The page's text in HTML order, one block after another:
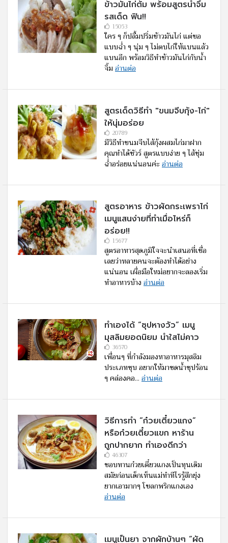
ข้าวมันไก่ต้ม พร้อมสูตรน้ำจิ้ม
รสเด็ด ฟิน!!
15053
ใคร ๆ ก็ปลื้มปริ่มข้าวมันไก่ แต่ขอ
แบบฉ่ำ ๆ นุ่ม ๆ ไม่ตบไก่ให้แบนแล้ว
แบนอีก พร้อมวิธีทำข้าวมันไก่กับน้ำ
จิ้ม อ่านต่อ
สูตรเด็ดวิธีทำ "ขนมจีบกุ้ง-ไก่"
ให้นุ่มอร่อย
20789
มีวิธีทำขนมจีบไส้กุ้งผสมไก่มาฝาก
คุณทำได้ชัวร์ สูตรแบบง่าย ๆ ไส้ชุ่ม
ฉ่ำอร่อยแน่นอนค่ะ อ่านต่อ
สูตรอาหาร ข้าวผัดกระเพราไก่
เมนูแสนง่ายที่ทำเมื่อไหร่ก็
อร่อย!!
15677
สูตรอาหารสุดภูมิใจจะนำเสนอที่เชื่อ
เลยว่าหลายคนจะต้องทำได้อย่าง
แน่นอน เผื่อมือใหม่อยากจะลองเริ่ม
ทำอาหารบ้าง อ่านต่อ
ทำเองได้ “ซุปหางวัว” เมนู
มุสลิมยอดนิยม นำใสไม่คาว
36570
เพื่อนๆ ที่กำลังมองหาอาหารมุสลิม
ประเภทซุบ อยากให้มาซดน้ำซุปร้อน
ๆ คล่องคอ... อ่านต่อ
วิธีการทำ “ก๋วยเตี๋ยวแกง”
หรือก๋วยเตี๋ยวแขก หาร้าน
ถูกปากยาก ทำเองดีกว่า
46307
ชอบทานก๋วยเตี๋ยวแกงเป็นทุนเดิม
สมัยก่อนเด็กเห็นแม่ทำทีไรรู้สึกยุ่ง
ยากเอามากๆ โขลกพริกแกงเอง
อ่านต่อ
เมนูเป็นยา จากผักบ้านๆ “ผัด